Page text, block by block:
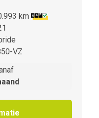
km
VZ